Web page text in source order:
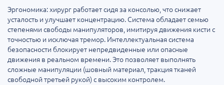
Эргономика: хирург работает сидя за консолью, что снижает
усталость и улучшает концентрацию. Система обладает семью
степенями свободы манипуляторов, имитируя движения кисти с
точностью и исключая тремор. Интеллектуальная система
безопасности блокирует непредвиденные или опасные
движения в реальном времени. Это позволяет выполнять
сложные манипуляции (шовный материал, тракция тканей
свободной третьей рукой) с высоким контролем.